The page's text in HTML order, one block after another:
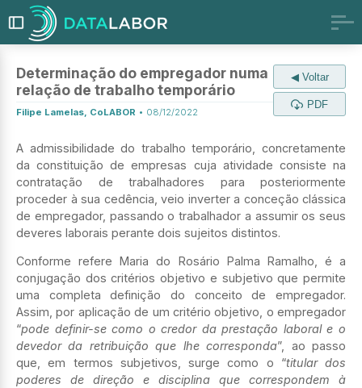
◀ Voltar
PDF
Determinação do empregador numa
relação de trabalho temporário
Filipe Lamelas, CoLABOR • 08/12/2022
A admissibilidade do trabalho temporário, concretamente
da constituição de empresas cuja atividade consiste na
contratação de trabalhadores para posteriormente
proceder à sua cedência, veio inverter a conceção clássica
de empregador, passando o trabalhador a assumir os seus
deveres laborais perante dois sujeitos distintos.
Conforme refere Maria do Rosário Palma Ramalho, é a
conjugação dos critérios objetivo e subjetivo que permite
uma completa definição do conceito de empregador.
Assim, por aplicação de um critério objetivo, o empregador
“pode definir-se como o credor da prestação laboral e o
devedor da retribuição que lhe corresponda”, ao passo
que, em termos subjetivos, surge como o “titular dos
poderes de direção e disciplina que correspondem à